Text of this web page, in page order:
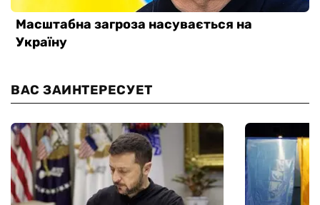
ВАС ЗАИНТЕРЕСУЕТ